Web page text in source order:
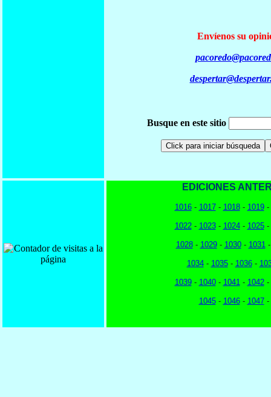
Envíenos su
Busque en este sitio
EDICIONES
1016- 1017- 1018- 1019-
1022- 1023- 1024- 1025-
1028- 1029- 1030- 1031
1034- 1035- 1036-
1039- 1040- 1041- 1042-
1045- 1046- 1047-